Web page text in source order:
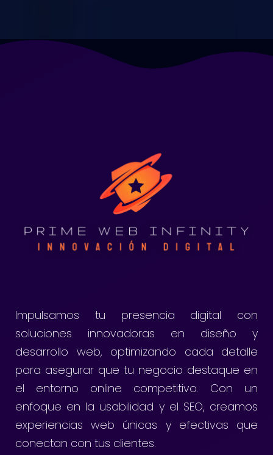
Impulsamos tu presencia digital con
soluciones innovadoras en diseño y
desarrollo web, optimizando cada detalle
para asegurar que tu negocio destaque en
el entorno online competitivo. Con un
enfoque en la usabilidad y el SEO, creamos
experiencias web únicas y efectivas que
conectan con tus clientes.